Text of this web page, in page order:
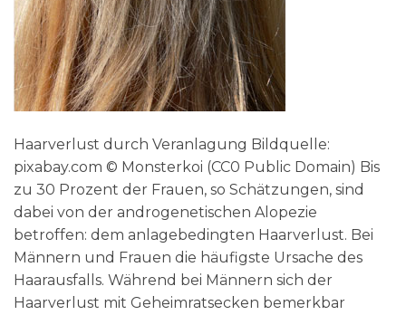
Haarverlust durch Veranlagung Bildquelle:
pixabay.com © Monsterkoi (CC0 Public Domain) Bis
zu 30 Prozent der Frauen, so Schätzungen, sind
dabei von der androgenetischen Alopezie
betroffen: dem anlagebedingten Haarverlust. Bei
Männern und Frauen die häufigste Ursache des
Haarausfalls. Während bei Männern sich der
Haarverlust mit Geheimratsecken bemerkbar